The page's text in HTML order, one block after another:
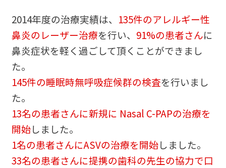
2014年度の治療実績は、 135件のアレルギー性
鼻炎のレーザー治療を行い、 91%の患者さんに
鼻炎症状を軽く過ごして頂くことができまし
た。
145件の睡眠時無呼吸症候群の検査を行いまし
た。
13名の患者さんに新規に Nasal C-PAPの治療を
開始しました。
1名の患者さんにASVの治療を開始しました。
33名の患者さんに提携の歯科の先生の協力で口